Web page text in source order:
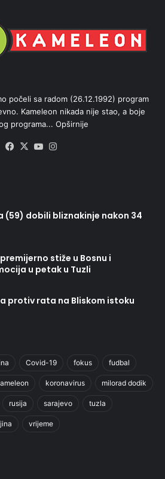
počeli sa radom (26.12.1992) program
Kameleon nikada nije stao, a boje
programa... Opširnije
Facebook
X YouTube
(59) dobili bliznakinje nakon 34
stiže u Bosnu i
u petak u Tuzli
protiv rata na Bliskom istoku
Covid-19 fokus fudbal
koronavirus milorad dodik
rusija sarajevo tuzla
vrijeme